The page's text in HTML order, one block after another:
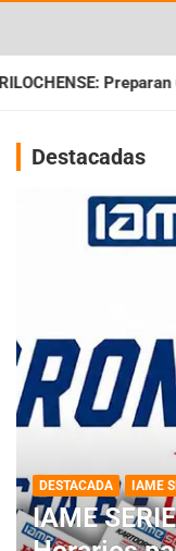
a puro espectáculo
Destacadas
DESTACADA IAME
IAME